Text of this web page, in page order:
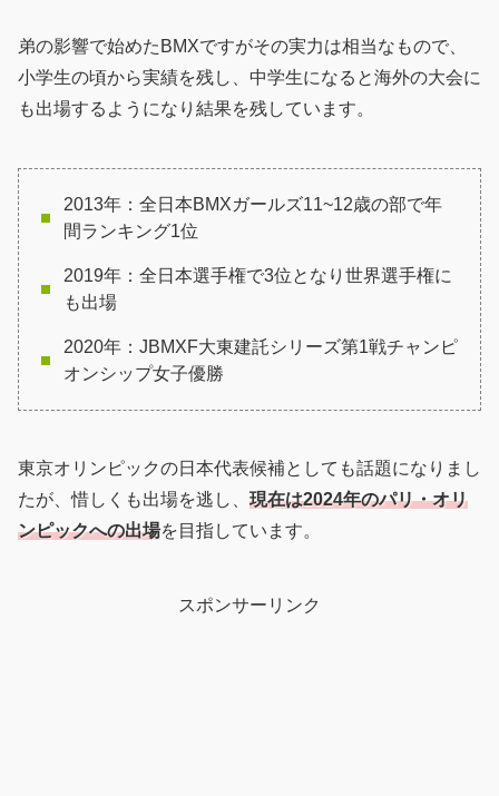
弟の影響で始めたBMXですがその実力は相当なもので、
小学生の頃から実績を残し、中学生になると海外の大会に
も出場するようになり結果を残しています。
2013年：全日本BMXガールズ11~12歳の部で年
間ランキング1位
2019年：全日本選手権で3位となり世界選手権に
も出場
2020年：JBMXF大東建託シリーズ第1戦チャンピ
オンシップ女子優勝
東京オリンピックの日本代表候補としても話題になりまし
たが、惜しくも出場を逃し、 現在は2024年のパリ・オリ
ンピックへの出場を目指しています。
スポンサーリンク